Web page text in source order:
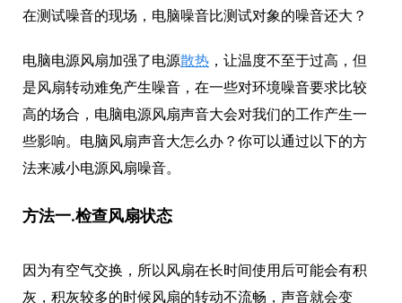
在测试噪音的现场，电脑噪音比测试对象的噪音还大？
电脑电源风扇加强了电源散热 ，让温度不至于过高，但
是风扇转动难免产生噪音，在一些对环境噪音要求比较
高的场合，电脑电源风扇声音大会对我们的工作产生一
些影响。电脑风扇声音大怎么办？你可以通过以下的方
法来减小电源风扇噪音。
方法一.检查风扇状态
因为有空气交换，所以风扇在长时间使用后可能会有积
灰，积灰较多的时候风扇的转动不流畅，声音就会变